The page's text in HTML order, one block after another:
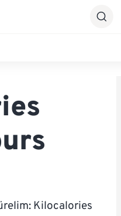
Kilocalories